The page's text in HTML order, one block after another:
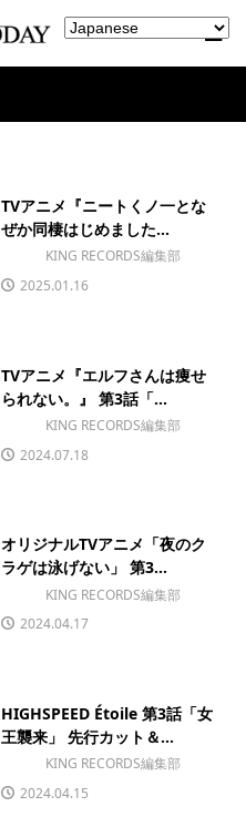
TVアニメ『ニートくノ一とな
ぜか同棲はじめました...
KING RECORDS編集部
2025.01.16
TVアニメ『エルフさんは痩せ
られない。』 第3話「...
KING RECORDS編集部
2024.07.18
オリジナルTVアニメ「夜のク
ラゲは泳げない」 第3...
KING RECORDS編集部
2024.04.17
HIGHSPEED Étoile 第3話「女
王襲来」 先行カット＆...
KING RECORDS編集部
2024.04.15